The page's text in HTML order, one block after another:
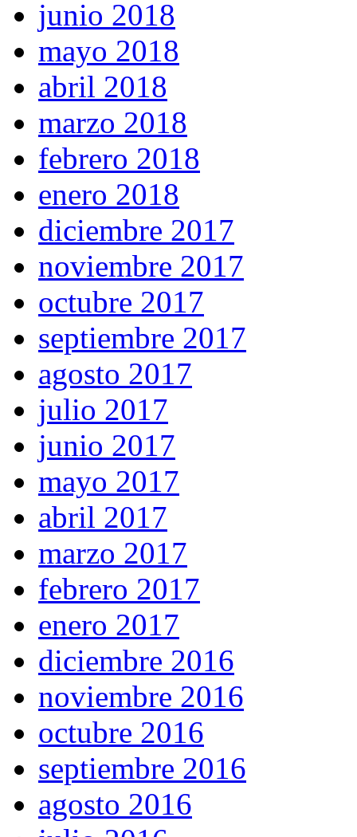
junio 2018
mayo 2018
abril 2018
marzo 2018
febrero 2018
enero 2018
diciembre 2017
noviembre 2017
octubre 2017
septiembre 2017
agosto 2017
julio 2017
junio 2017
mayo 2017
abril 2017
marzo 2017
febrero 2017
enero 2017
diciembre 2016
noviembre 2016
octubre 2016
septiembre 2016
agosto 2016